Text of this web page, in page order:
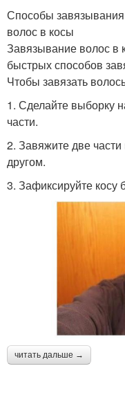
Способы
волос в косы
Завязывание волос в
быстрых способов
Чтобы завязать
1. Сделайте выборку
части.
2. Завяжите две части
другом.
3. Зафиксируйте косу
читать дальше →